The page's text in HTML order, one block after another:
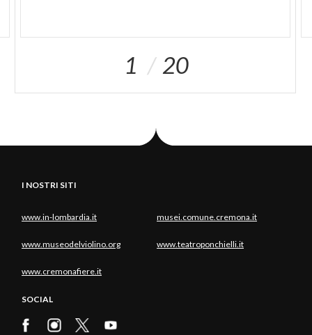
1 20
I NOSTRI SITI
www.in-lombardia.it musei.comune.cremona.it
www.museodelviolino.org www.teatroponchielli.it
www.cremonafiere.it
SOCIAL